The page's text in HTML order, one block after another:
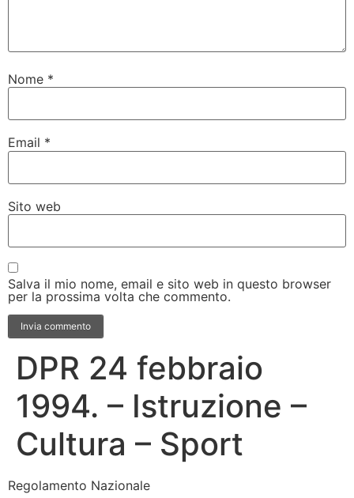
Nome *
Email *
Sito web
Salva il mio nome, email e sito web in questo browser
per la prossima volta che commento.
DPR 24 febbraio
1994. – Istruzione –
Cultura – Sport
Regolamento Nazionale